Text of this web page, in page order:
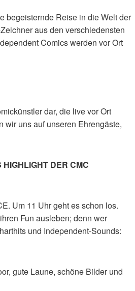
begeisternde Reise in die Welt der
aus den verschiedensten
Comics werden vor Ort
dar, die live vor Ort
wir uns auf unseren Ehrengäste,
DER CMC
Um 11 Uhr geht es schon los.
Fun ausleben; denn wer
und Independent-Sounds:
gute Laune, schöne Bilder und